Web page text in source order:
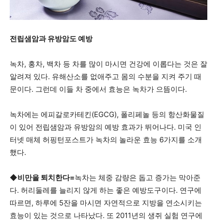
전립샘암과 유방암도 예방
녹차, 홍차, 백차 등 차를 많이 마시면 건강에 이롭다는 것은 잘
알려져 있다. 유해산소를 없애주고 몸의 수분을 지켜 주기 때
문이다. 그런데 이들 차 중에서 효능은 녹차가 으뜸이다.
녹차에는 에피갈로카테킨(EGCG), 폴리페놀 등의 항산화물질
이 있어 전립샘암과 유방암의 예방 효과가 뛰어나다. 미국 인
터넷 매체 허핑턴포스트가 녹차의 놀라운 효능 6가지를 소개
했다.
◆비만을 퇴치한다=녹차는 체중 감량은 돕고 증가는 막아준
다. 허리둘레를 늘리지 않게 하는 좋은 예방도구이다. 연구에
따르면, 하루에 5잔을 마시면 자연적으로 지방을 연소시키는
효능이 있는 것으로 나타났다. 또 2011년의 생쥐 실험 연구에